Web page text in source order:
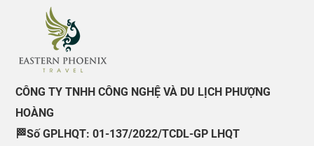
CÔNG TY TNHH CÔNG NGHỆ VÀ DU LỊCH PHƯỢNG
HOÀNG
🏁Số GPLHQT: 01-137/2022/TCDL-GP LHQT